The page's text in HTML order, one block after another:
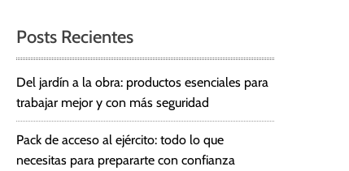
Posts Recientes
Del jardín a la obra: productos esenciales para
trabajar mejor y con más seguridad
Pack de acceso al ejército: todo lo que
necesitas para prepararte con confianza